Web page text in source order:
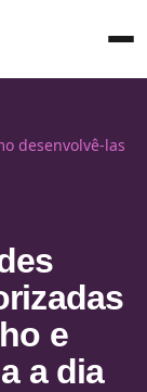
desenvolvê-las
e
a dia